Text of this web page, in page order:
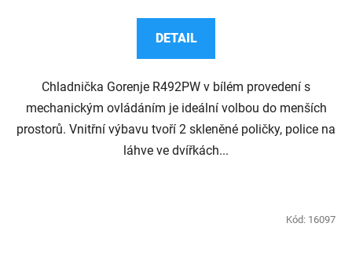
5
DETAIL
Chladnička Gorenje R492PW v bílém provedení s
mechanickým ovládáním je ideální volbou do menších
prostorů. Vnitřní výbavu tvoří 2 skleněné poličky, police na
láhve ve dvířkách...
Kód: 16097